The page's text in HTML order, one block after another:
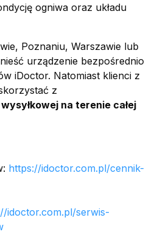
ogniwa oraz układu
Poznaniu, Warszawie lub
urządzenie bezpośrednio
iDoctor. Natomiast klienci z
z
na terenie całej
https://idoctor.com.pl/cennik-
idoctor.com.pl/serwis-